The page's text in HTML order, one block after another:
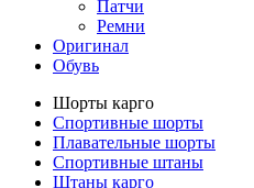
Патчи
Ремни
Оригинал
Обувь
Шорты карго
Спортивные шорты
Плавательные шорты
Спортивные штаны
Штаны карго